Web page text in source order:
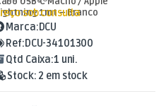
1mt – Branco
sob consulta
Marca:DCU
Ref:DCU-34101300
Qtd Caixa:1 uni.
Stock: 2 em stock